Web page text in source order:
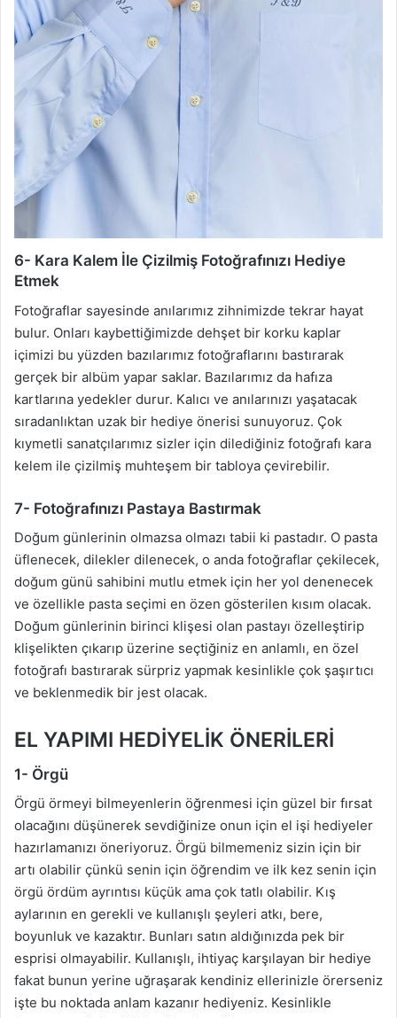
6- Kara Kalem İle Çizilmiş Fotoğrafınızı Hediye
Etmek
Fotoğraflar sayesinde anılarımız zihnimizde tekrar hayat
bulur. Onları kaybettiğimizde dehşet bir korku kaplar
içimizi bu yüzden bazılarımız fotoğraflarını bastırarak
gerçek bir albüm yapar saklar. Bazılarımız da hafıza
kartlarına yedekler durur. Kalıcı ve anılarınızı yaşatacak
sıradanlıktan uzak bir hediye önerisi sunuyoruz. Çok
kıymetli sanatçılarımız sizler için dilediğiniz fotoğrafı kara
kelem ile çizilmiş muhteşem bir tabloya çevirebilir.
7- Fotoğrafınızı Pastaya Bastırmak
Doğum günlerinin olmazsa olmazı tabii ki pastadır. O pasta
üflenecek, dilekler dilenecek, o anda fotoğraflar çekilecek,
doğum günü sahibini mutlu etmek için her yol denenecek
ve özellikle pasta seçimi en özen gösterilen kısım olacak.
Doğum günlerinin birinci klişesi olan pastayı özelleştirip
klişelikten çıkarıp üzerine seçtiğiniz en anlamlı, en özel
fotoğrafı bastırarak sürpriz yapmak kesinlikle çok şaşırtıcı
ve beklenmedik bir jest olacak.
EL YAPIMI HEDİYELİK ÖNERİLERİ
1- Örgü
Örgü örmeyi bilmeyenlerin öğrenmesi için güzel bir fırsat
olacağını düşünerek sevdiğinize onun için el işi hediyeler
hazırlamanızı öneriyoruz. Örgü bilmemeniz sizin için bir
artı olabilir çünkü senin için öğrendim ve ilk kez senin için
örgü ördüm ayrıntısı küçük ama çok tatlı olabilir. Kış
aylarının en gerekli ve kullanışlı şeyleri atkı, bere,
boyunluk ve kazaktır. Bunları satın aldığınızda pek bir
esprisi olmayabilir. Kullanışlı, ihtiyaç karşılayan bir hediye
fakat bunun yerine uğraşarak kendiniz ellerinizle örerseniz
işte bu noktada anlam kazanır hediyeniz. Kesinlikle